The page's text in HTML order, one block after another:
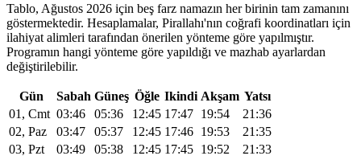
Tablo, Ağustos 2026 için beş farz namazın her birinin tam zamanını
göstermektedir. Hesaplamalar, Pirallahı'nın coğrafi koordinatları için
ilahiyat alimleri tarafından önerilen yönteme göre yapılmıştır.
Programın hangi yönteme göre yapıldığı ve mazhab ayarlardan
değiştirilebilir.
Gün Sabah Güneş Öğle Ikindi Akşam Yatsı
01, Cmt 03:46 05:36 12:45 17:47 19:54
21:36
02, Paz
03:47 05:37 12:45 17:46 19:53
21:35
03, Pzt
03:49 05:38 12:45 17:45 19:52
21:33